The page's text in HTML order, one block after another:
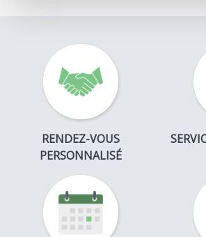
RENDEZ-VOUS
PERSONNALISÉ